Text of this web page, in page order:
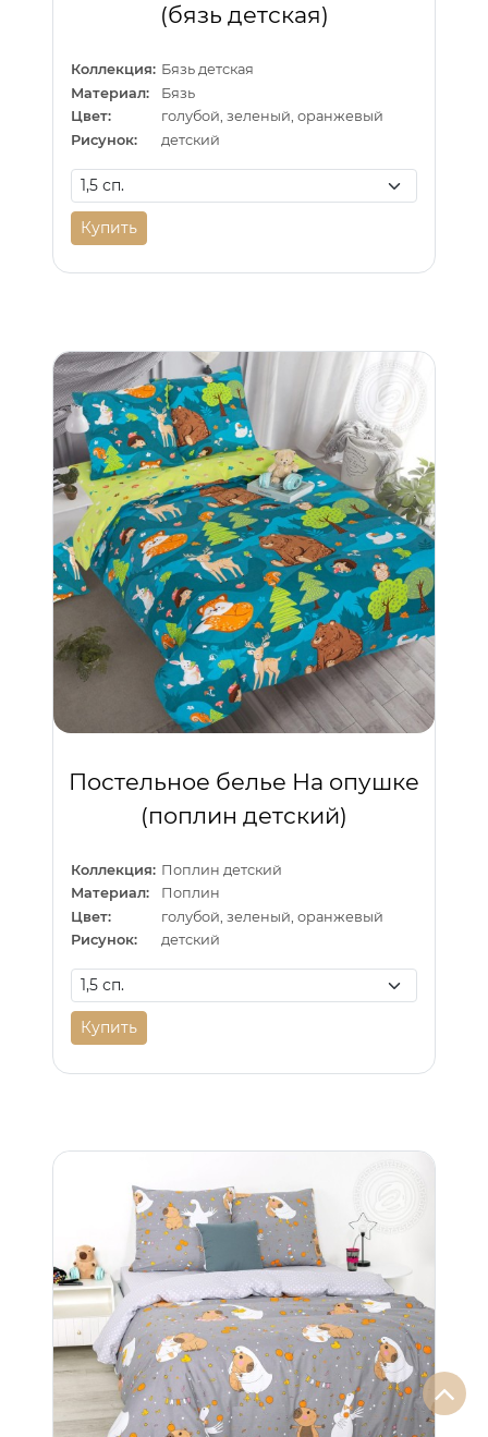
(бязь детская)
Коллекция: Бязь детская
Материал:
Бязь
Цвет:
голубой, зеленый, оранжевый
Рисунок:
детский
Купить
Постельное белье На опушке
(поплин детский)
Коллекция: Поплин детский
Материал:
Поплин
Цвет:
голубой, зеленый, оранжевый
Рисунок:
детский
Купить